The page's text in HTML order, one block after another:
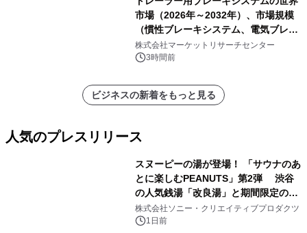
市場（2026年～2032年）、市場規模
（慣性ブレーキシステム、電気ブレー
キシステム、その他）・分析レポート
を発表
株式会社マーケットリサーチセンター
3時間前
ビジネスの新着をもっと見る
人気のプレスリリース
スヌーピーの湯が登場！ 「サウナのあ
とに楽しむPEANUTS」第2弾 渋谷
の人気銭湯「改良湯」と期間限定のコ
ラボレーション サウナイキタイコラ
ボグッズも発売決定！
株式会社ソニー・クリエイティブプロダクツ
1日前